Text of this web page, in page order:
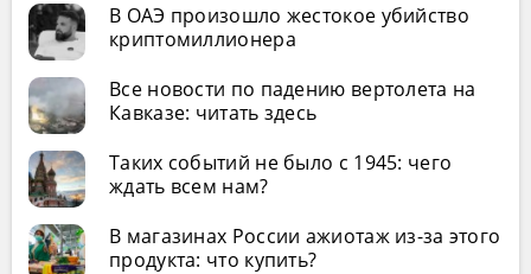
В ОАЭ произошло жестокое убийство
криптомиллионера
Все новости по падению вертолета на
Кавказе: читать здесь
Таких событий не было с 1945: чего
ждать всем нам?
В магазинах России ажиотаж из-за этого
продукта: что купить?